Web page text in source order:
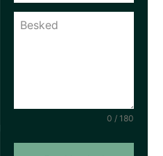
0 / 180